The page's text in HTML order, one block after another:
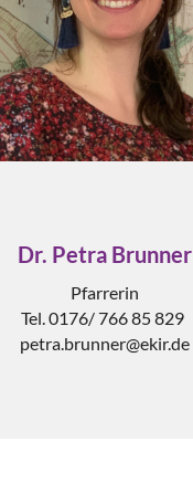
Dr. Petra Brunner
Pfarrerin
Tel. 0176/ 766 85 829
petra.brunner@ekir.de